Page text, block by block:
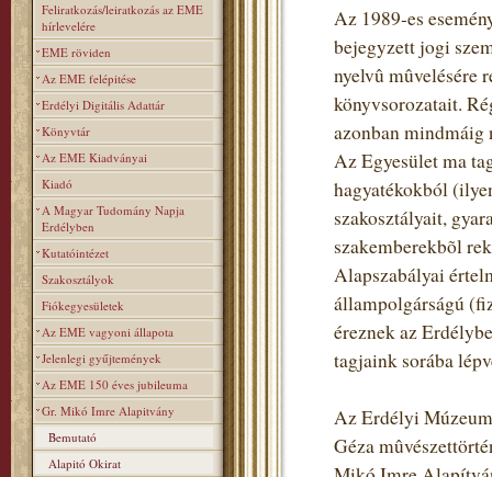
Feliratkozás/leiratkozás az EME
hírlevelére
EME röviden
Az EME felépitése
Erdélyi Digitális Adattár
Könyvtár
Az EME Kiadványai
Kiadó
A Magyar Tudomány Napja
Erdélyben
Kutatóintézet
Szakosztályok
Fiókegyesületek
Az EME vagyoni állapota
Jelenlegi gyűjtemények
Az EME 150 éves jubileuma
Gr. Mikó Imre Alapitvány
Bemutató
Alapitó Okirat
Az 1989-es
bejegyzett jogi
nyelvû mûvelésére
könyvsorozatait.
azonban mindmáig
Az Egyesület ma
hagyatékokból
szakosztályait,
szakemberekbõl
Alapszabályai
állampolgárságú
éreznek az
tagjaink sorába
Az Erdélyi
Géza